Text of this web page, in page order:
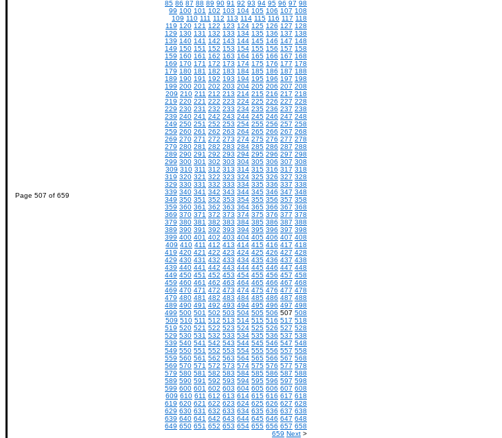
Page 507 of 659
85 86 87 88 89 90 91 92 93 94 95 96 97 98
99 100 101 102 103 104 105 106 107 108
109 110 111 112 113 114 115 116 117 118
119 120 121 122 123 124 125 126 127 128
129 130 131 132 133 134 135 136 137 138
139 140 141 142 143 144 145 146 147 148
149 150 151 152 153 154 155 156 157 158
159 160 161 162 163 164 165 166 167 168
169 170 171 172 173 174 175 176 177 178
179 180 181 182 183 184 185 186 187 188
189 190 191 192 193 194 195 196 197 198
199 200 201 202 203 204 205 206 207 208
209 210 211 212 213 214 215 216 217 218
219 220 221 222 223 224 225 226 227 228
229 230 231 232 233 234 235 236 237 238
239 240 241 242 243 244 245 246 247 248
249 250 251 252 253 254 255 256 257 258
259 260 261 262 263 264 265 266 267 268
269 270 271 272 273 274 275 276 277 278
279 280 281 282 283 284 285 286 287 288
289 290 291 292 293 294 295 296 297 298
299 300 301 302 303 304 305 306 307 308
309 310 311 312 313 314 315 316 317 318
319 320 321 322 323 324 325 326 327 328
329 330 331 332 333 334 335 336 337 338
339 340 341 342 343 344 345 346 347 348
349 350 351 352 353 354 355 356 357 358
359 360 361 362 363 364 365 366 367 368
369 370 371 372 373 374 375 376 377 378
379 380 381 382 383 384 385 386 387 388
389 390 391 392 393 394 395 396 397 398
399 400 401 402 403 404 405 406 407 408
409 410 411 412 413 414 415 416 417 418
419 420 421 422 423 424 425 426 427 428
429 430 431 432 433 434 435 436 437 438
439 440 441 442 443 444 445 446 447 448
449 450 451 452 453 454 455 456 457 458
459 460 461 462 463 464 465 466 467 468
469 470 471 472 473 474 475 476 477 478
479 480 481 482 483 484 485 486 487 488
489 490 491 492 493 494 495 496 497 498
499 500 501 502 503 504 505 506 507 508
509 510 511 512 513 514 515 516 517 518
519 520 521 522 523 524 525 526 527 528
529 530 531 532 533 534 535 536 537 538
539 540 541 542 543 544 545 546 547 548
549 550 551 552 553 554 555 556 557 558
559 560 561 562 563 564 565 566 567 568
569 570 571 572 573 574 575 576 577 578
579 580 581 582 583 584 585 586 587 588
589 590 591 592 593 594 595 596 597 598
599 600 601 602 603 604 605 606 607 608
609 610 611 612 613 614 615 616 617 618
619 620 621 622 623 624 625 626 627 628
629 630 631 632 633 634 635 636 637 638
639 640 641 642 643 644 645 646 647 648
649 650 651 652 653 654 655 656 657 658
659 Next >